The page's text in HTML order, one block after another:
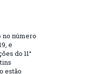
no número
e
do 11°
estão